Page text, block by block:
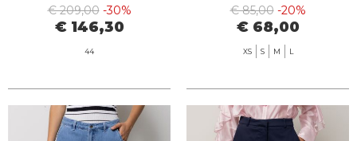
€ 209,00 -30%
€ 146,30
44
€ 85,00 -20%
€ 68,00
XS S M L